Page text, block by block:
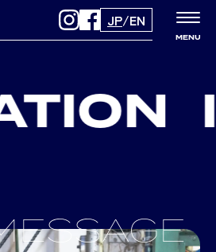
JP/EN
MENU